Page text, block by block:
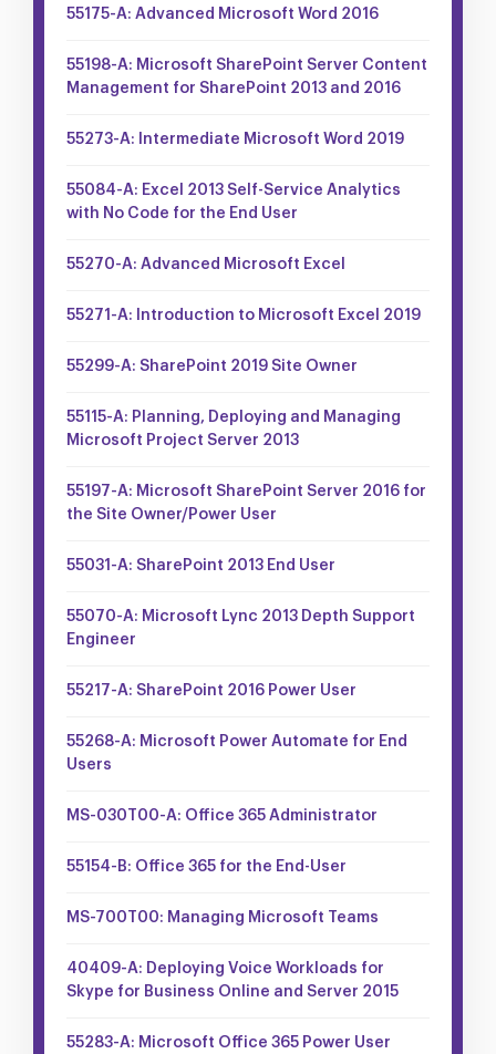
55175-A: Advanced Microsoft Word 2016
55198-A: Microsoft SharePoint Server Content
Management for SharePoint 2013 and 2016
55273-A: Intermediate Microsoft Word 2019
55084-A: Excel 2013 Self-Service Analytics
with No Code for the End User
55270-A: Advanced Microsoft Excel
55271-A: Introduction to Microsoft Excel 2019
55299-A: SharePoint 2019 Site Owner
55115-A: Planning, Deploying and Managing
Microsoft Project Server 2013
55197-A: Microsoft SharePoint Server 2016 for
the Site Owner/Power User
55031-A: SharePoint 2013 End User
55070-A: Microsoft Lync 2013 Depth Support
Engineer
55217-A: SharePoint 2016 Power User
55268-A: Microsoft Power Automate for End
Users
MS-030T00-A: Office 365 Administrator
55154-B: Office 365 for the End-User
MS-700T00: Managing Microsoft Teams
40409-A: Deploying Voice Workloads for
Skype for Business Online and Server 2015
55283-A: Microsoft Office 365 Power User